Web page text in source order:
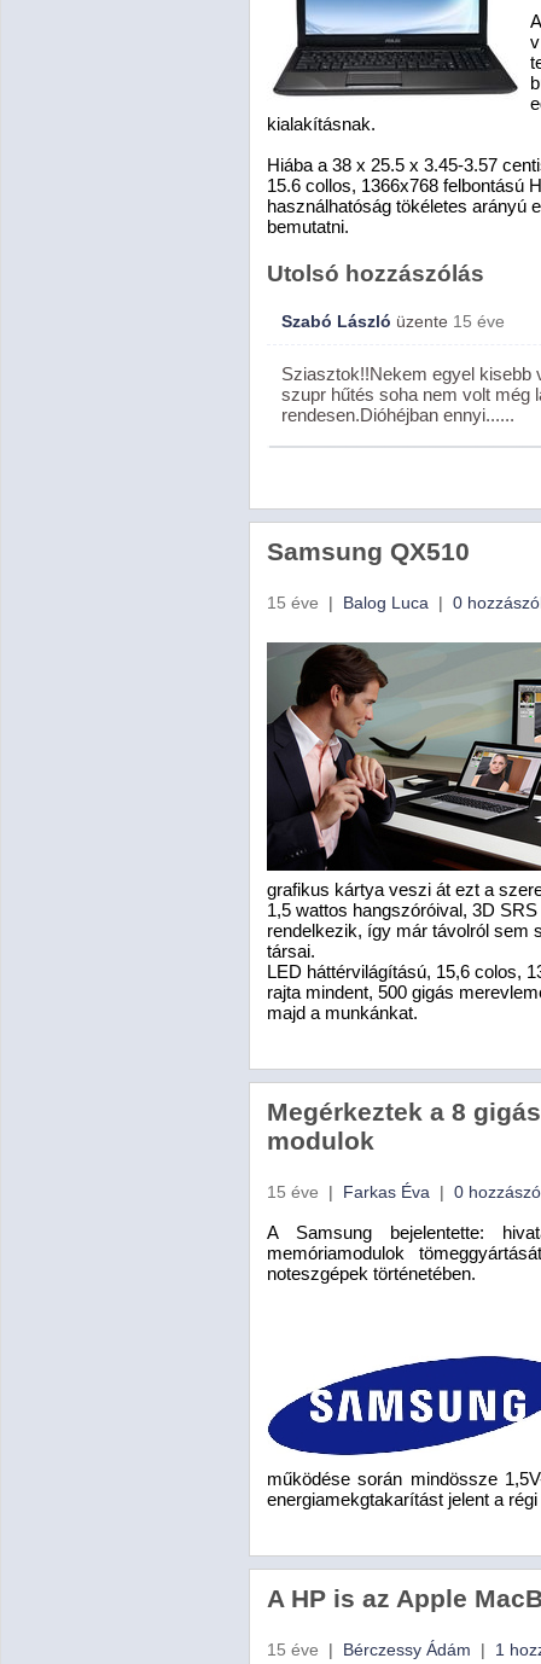
kialakításnak.
Hiába a 38 x 25.5 x 3.45-3.57
15.6 collos, 1366x768 felbontású
használhatóság tökéletes arányú
bemutatni.
Utolsó hozzászólás
Szabó László üzente 15 éve
Sziasztok!!Nekem egyel kisebb
szupr hűtés soha nem volt még
rendesen.Dióhéjban ennyi......
Samsung QX510
15 éve | Balog Luca | 0
grafikus kártya veszi át ezt a
1,5 wattos hangszóróival, 3D
rendelkezik, így már távolról sem
társai.
LED háttérvilágítású, 15,6 colos,
rajta mindent, 500 gigás
majd a munkánkat.
Megérkeztek a 8
modulok
15 éve | Farkas Éva | 0
A Samsung bejelentette:
memóriamodulok
noteszgépek történetében.
működése során mindössze
energiamekgtakarítást jelent a
A HP is az Apple
15 éve | Bérczessy Ádám | 1